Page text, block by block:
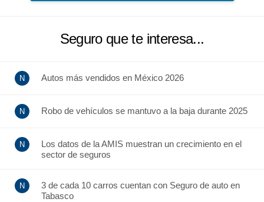
Seguro que te interesa...
Autos más vendidos en México 2026
Robo de vehículos se mantuvo a la baja durante 2025
Los datos de la AMIS muestran un crecimiento en el
sector de seguros
3 de cada 10 carros cuentan con Seguro de auto en
Tabasco